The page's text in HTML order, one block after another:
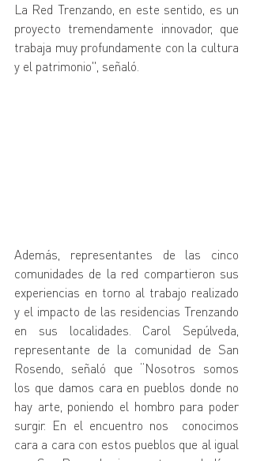
La Red Trenzando, en este sentido, es un
proyecto tremendamente innovador, que
trabaja muy profundamente con la cultura
y el patrimonio", señaló.
Además, representantes de las cinco
comunidades de la red compartieron sus
experiencias en torno al trabajo realizado
y el impacto de las residencias Trenzando
en sus localidades. Carol Sepúlveda,
representante de la comunidad de San
Rosendo, señaló que “Nosotros somos
los que damos cara en pueblos donde no
hay arte, poniendo el hombro para poder
surgir. En el encuentro nos  conocimos
cara a cara con estos pueblos que al igual